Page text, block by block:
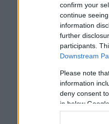
confirm your
continue
information
further
participants.
Downstream
Please note
information
deny consent
in below